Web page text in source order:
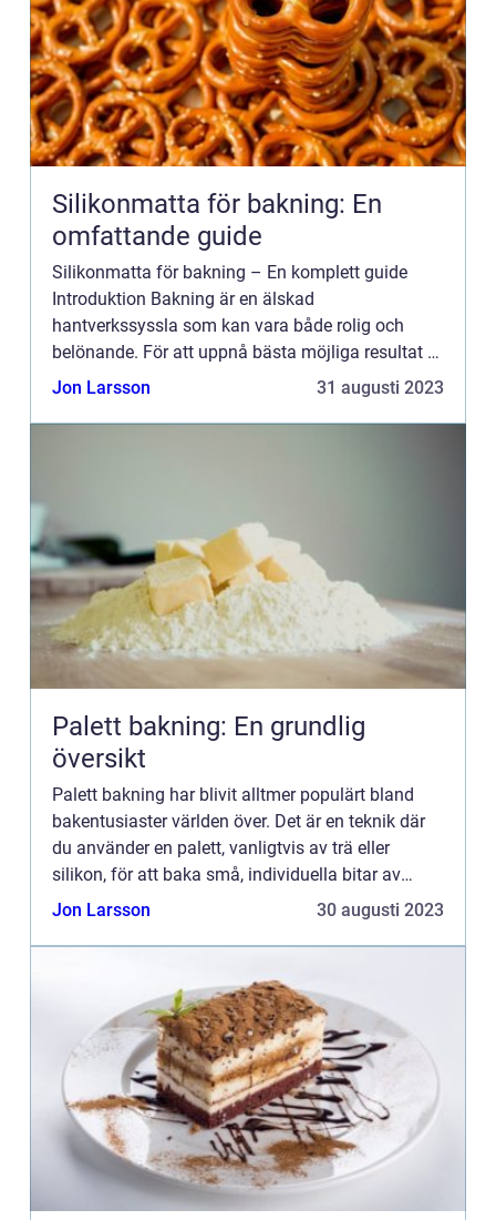
Silikonmatta för bakning: En
omfattande guide
Silikonmatta för bakning – En komplett guide
Introduktion Bakning är en älskad
hantverkssyssla som kan vara både rolig och
belönande. För att uppnå bästa möjliga resultat är
det viktigt att ha rätt verktyg och utrustning, och
Jon Larsson 31 augusti 2023
Palett bakning: En grundlig
översikt
Palett bakning har blivit alltmer populärt bland
bakentusiaster världen över. Det är en teknik där
du använder en palett, vanligtvis av trä eller
silikon, för att baka små, individuella bitar av
bakverk eller desserter. Det kan vara allt från
Jon Larsson 30 augusti 2023